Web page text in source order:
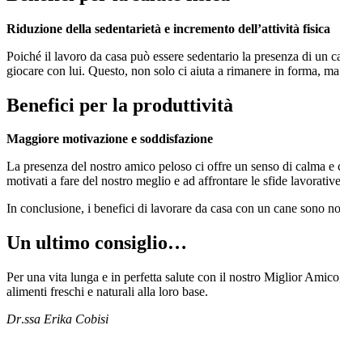
Riduzione della sedentarietà e incremento dell’attività fisica
Poiché il lavoro da casa può essere sedentario la presenza di
giocare con lui. Questo, non solo ci aiuta a rimanere in forma,
Benefici per la produttività
Maggiore motivazione e soddisfazione
La presenza del nostro amico peloso ci offre un senso di calma
motivati a fare del nostro meglio e ad affrontare le sfide
In conclusione, i benefici di lavorare da casa con un cane sono
Un ultimo consiglio…
Per una vita lunga e in perfetta salute con il nostro Miglior
alimenti freschi e naturali alla loro base.
Dr.ssa Erika Cobisi